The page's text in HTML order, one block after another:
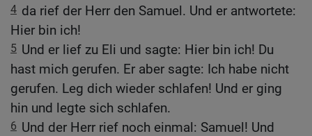
4 da rief der Herr den Samuel. Und er antwortete:
Hier bin ich!
5 Und er lief zu Eli und sagte: Hier bin ich! Du
hast mich gerufen. Er aber sagte: Ich habe nicht
gerufen. Leg dich wieder schlafen! Und er ging
hin und legte sich schlafen.
6 Und der Herr rief noch einmal: Samuel! Und